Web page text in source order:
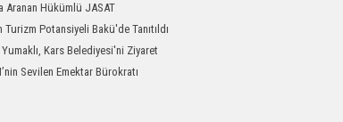
Toplantısı
Aranan Hükümlü JASAT
Yakalandı
Turizm Potansiyeli Bakü'de Tanıtıldı
Yumaklı, Kars Belediyesi'ni Ziyaret
Sevilen Emektar Bürokratı